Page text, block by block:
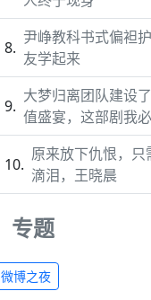
尹峥教科书式偏袒
友学起来
大梦归离团队建设
值盛宴，这部剧我必
原来放下仇恨，
滴泪，王晓晨
专题
微博之夜